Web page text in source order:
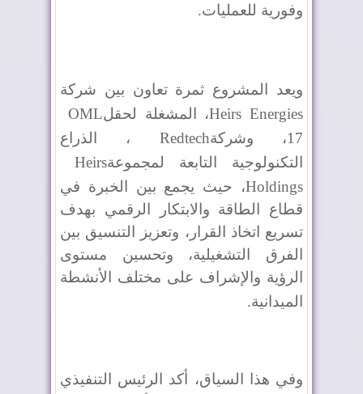
وفورية للعمليات.
ويعد المشروع ثمرة تعاون بين شركة
Heirs Energies، المشغلة لحقلOML
17، وشركةRedtech ، الذراع
التكنولوجية التابعة لمجموعةHeirs
Holdings، حيث يجمع بين الخبرة في
قطاع الطاقة والابتكار الرقمي بهدف
تسريع اتخاذ القرار، وتعزيز التنسيق بين
الفرق التشغيلية، وتحسين مستوى
الرؤية والإشراف على مختلف الأنشطة
الميدانية.
وفي هذا السياق، أكد الرئيس التنفيذي